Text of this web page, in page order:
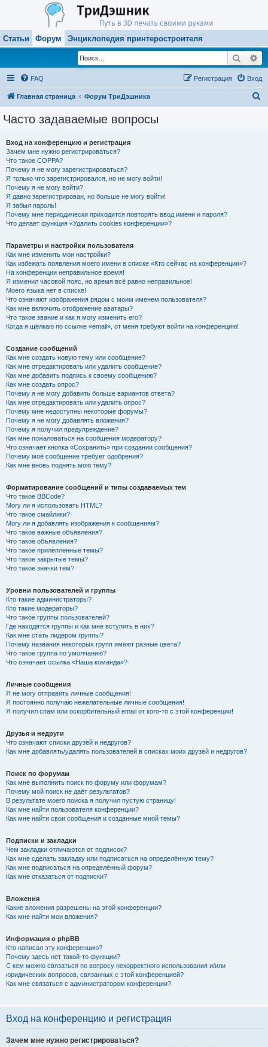
Статьи Форум Энциклопедия принтеростроителя
Поиск
FAQ Вход
Регистрация
Главная страница Форум ТриДэшника
Часто задаваемые вопросы
Вход на конференцию и регистрация
Зачем мне нужно регистрироваться?
Что такое COPPA?
Почему я не могу зарегистрироваться?
Я только что зарегистрировался, но не могу войти!
Почему я не могу войти?
Я давно зарегистрирован, но больше не могу войти!
Я забыл пароль!
Почему мне периодически приходится повторять ввод имени и пароля?
Что делает функция «Удалить cookies конференции»?
Параметры и настройки пользователя
Как мне изменить мои настройки?
Как избежать появления моего имени в списке «Кто сейчас на конференции»?
На конференции неправильное время!
Я изменил часовой пояс, но время всё равно неправильное!
Моего языка нет в списке!
Что означают изображения рядом с моим именем пользователя?
Как мне включить отображение аватары?
Что такое звание и как я могу изменить его?
Когда я щёлкаю по ссылке «email», от меня требуют войти на конференцию!
Создание сообщений
Как мне создать новую тему или сообщение?
Как мне отредактировать или удалить сообщение?
Как мне добавить подпись к своему сообщению?
Как мне создать опрос?
Почему я не могу добавить больше вариантов ответа?
Как мне отредактировать или удалить опрос?
Почему мне недоступны некоторые форумы?
Почему я не могу добавлять вложения?
Почему я получил предупреждение?
Как мне пожаловаться на сообщения модератору?
Что означает кнопка «Сохранить» при создании сообщения?
Почему моё сообщение требует одобрения?
Как мне вновь поднять мою тему?
Форматирование сообщений и типы создаваемых тем
Что такое BBCode?
Могу ли я использовать HTML?
Что такое смайлики?
Могу ли я добавлять изображения к сообщениям?
Что такое важные объявления?
Что такое объявления?
Что такое прилепленные темы?
Что такое закрытые темы?
Что такое значки тем?
Уровни пользователей и группы
Кто такие администраторы?
Кто такие модераторы?
Что такое группы пользователей?
Где находятся группы и как мне вступить в них?
Как мне стать лидером группы?
Почему названия некоторых групп имеют разные цвета?
Что такое группа по умолчанию?
Что означает ссылка «Наша команда»?
Личные сообщения
Я не могу отправить личные сообщения!
Я постоянно получаю нежелательные личные сообщения!
Я получил спам или оскорбительный email от кого-то с этой конференции!
Друзья и недруги
Что означают списки друзей и недругов?
Как мне добавлять/удалять пользователей в списках моих друзей и недругов?
Поиск по форумам
Как мне выполнить поиск по форуму или форумам?
Почему мой поиск не даёт результатов?
В результате моего поиска я получил пустую страницу!
Как мне найти пользователя конференции?
Как мне найти свои сообщения и созданные мной темы?
Подписки и закладки
Чем закладки отличаются от подписок?
Как мне сделать закладку или подписаться на определённую тему?
Как мне подписаться на определённый форум?
Как мне отказаться от подписки?
Вложения
Какие вложения разрешены на этой конференции?
Как мне найти мои вложения?
Информация о phpBB
Кто написал эту конференцию?
Почему здесь нет такой-то функции?
С кем можно связаться по вопросу некорректного использования и/или
юридических вопросов, связанных с этой конференцией?
Как мне связаться с администратором конференции?
Вход на конференцию и регистрация
Зачем мне нужно регистрироваться?